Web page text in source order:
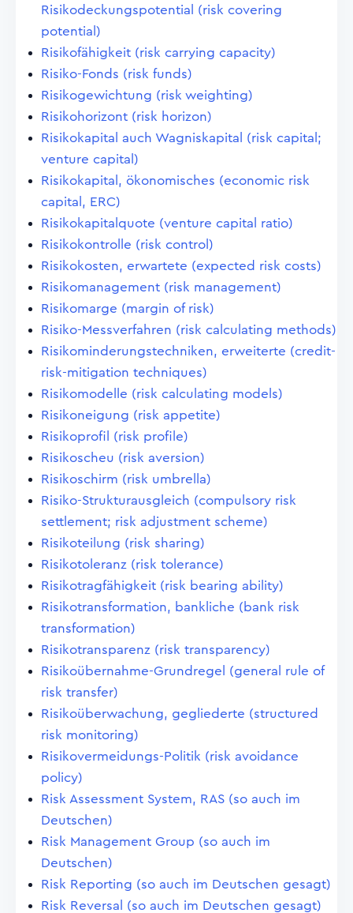
Risikodeckungspotential (risk covering
potential)
Risikofähigkeit (risk carrying capacity)
Risiko-Fonds (risk funds)
Risikogewichtung (risk weighting)
Risikohorizont (risk horizon)
Risikokapital auch Wagniskapital (risk capital;
venture capital)
Risikokapital, ökonomisches (economic risk
capital, ERC)
Risikokapitalquote (venture capital ratio)
Risikokontrolle (risk control)
Risikokosten, erwartete (expected risk costs)
Risikomanagement (risk management)
Risikomarge (margin of risk)
Risiko-Messverfahren (risk calculating methods)
Risikominderungstechniken, erweiterte (credit-
risk-mitigation techniques)
Risikomodelle (risk calculating models)
Risikoneigung (risk appetite)
Risikoprofil (risk profile)
Risikoscheu (risk aversion)
Risikoschirm (risk umbrella)
Risiko-Strukturausgleich (compulsory risk
settlement; risk adjustment scheme)
Risikoteilung (risk sharing)
Risikotoleranz (risk tolerance)
Risikotragfähigkeit (risk bearing ability)
Risikotransformation, bankliche (bank risk
transformation)
Risikotransparenz (risk transparency)
Risikoübernahme-Grundregel (general rule of
risk transfer)
Risikoüberwachung, gegliederte (structured
risk monitoring)
Risikovermeidungs-Politik (risk avoidance
policy)
Risk Assessment System, RAS (so auch im
Deutschen)
Risk Management Group (so auch im
Deutschen)
Risk Reporting (so auch im Deutschen gesagt)
Risk Reversal (so auch im Deutschen gesagt)